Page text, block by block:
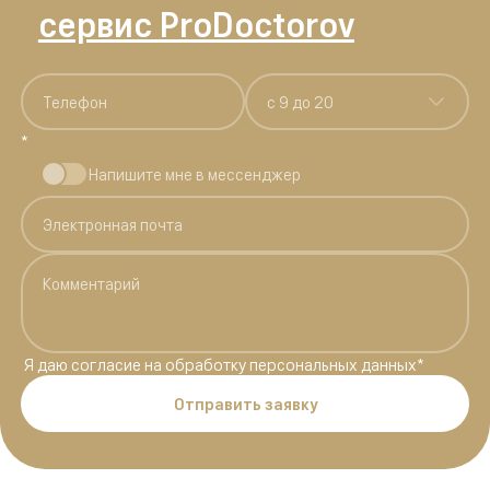
сервис ProDoctorov
*
c 9 до 20
Напишите мне в мессенджер
Я даю согласие на обработку персональных данных*
Отправить заявку